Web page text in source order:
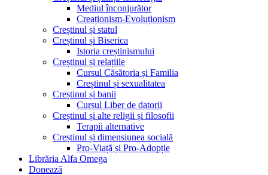
Mediul înconjurător
Creaționism-Evoluționism
Creștinul și statul
Creștinul și Biserica
Istoria creștinismului
Creștinul și relațiile
Cursul Căsătoria și Familia
Creștinul și sexualitatea
Creștinul și banii
Cursul Liber de datorii
Creștinul și alte religii și filosofii
Terapii alternative
Creștinul și dimensiunea socială
Pro-Viață și Pro-Adopție
Librăria Alfa Omega
Donează